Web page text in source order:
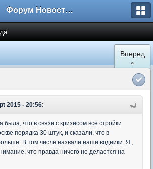
Форум Новостройки
Вперед
»
2015 - 20:56:
была, что в связи с кризисом все стройки
порядка 30 штук, и сказали, что в
В том числе назвали наши водники. Я ,
что правда ничего не делается на